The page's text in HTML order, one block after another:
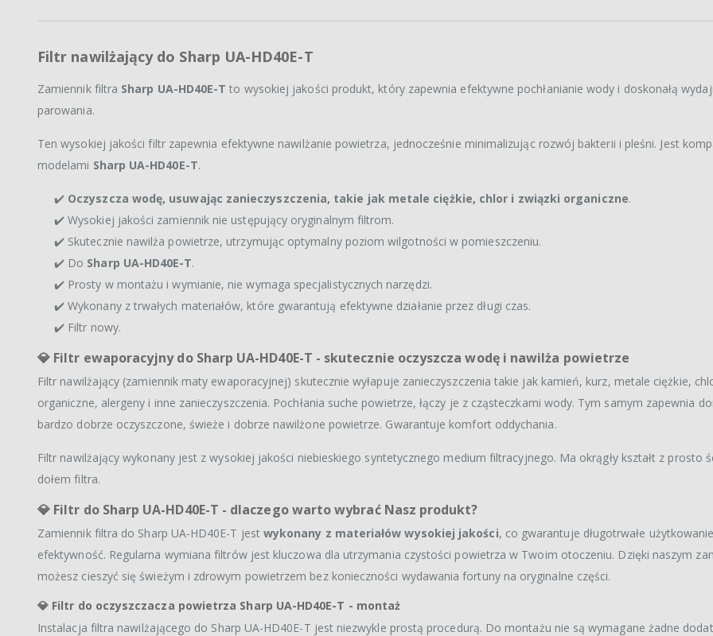
Filtr nawilżający do Sharp UA-HD40E-T
Zamiennik filtra Sharp UA-HD40E-T to wysokiej jakości produkt, który zapewnia efektywne pochłanianie wody i doskonałą
parowania.
Ten wysokiej jakości filtr zapewnia efektywne nawilżanie powietrza, jednocześnie minimalizując rozwój bakterii i pleśni. Jest
modelami Sharp UA-HD40E-T.
✔️ Oczyszcza wodę, usuwając zanieczyszczenia, takie jak metale ciężkie, chlor i związki organiczne.
✔️ Wysokiej jakości zamiennik nie ustępujący oryginalnym filtrom.
✔️ Skutecznie nawilża powietrze, utrzymując optymalny poziom wilgotności w pomieszczeniu.
✔️ Do Sharp UA-HD40E-T.
✔️ Prosty w montażu i wymianie, nie wymaga specjalistycznych narzędzi.
✔️ Wykonany z trwałych materiałów, które gwarantują efektywne działanie przez długi czas.
✔️ Filtr nowy.
💎 Filtr ewaporacyjny do Sharp UA-HD40E-T - skutecznie oczyszcza wodę i nawilża powietrze
Filtr nawilżający (zamiennik maty ewaporacyjnej) skutecznie wyłapuje zanieczyszczenia takie jak kamień, kurz, metale ciężkie,
organiczne, alergeny i inne zanieczyszczenia. Pochłania suche powietrze, łączy je z cząsteczkami wody. Tym samym zapewnia
bardzo dobrze oczyszczone, świeże i dobrze nawilżone powietrze. Gwarantuje komfort oddychania.
Filtr nawilżający wykonany jest z wysokiej jakości niebieskiego syntetycznego medium filtracyjnego. Ma okrągły kształt z prosto
dołem filtra.
💎 Filtr do Sharp UA-HD40E-T - dlaczego warto wybrać Nasz produkt?
Zamiennik filtra do Sharp UA-HD40E-T jest wykonany z materiałów wysokiej jakości, co gwarantuje długotrwałe
efektywność. Regularna wymiana filtrów jest kluczowa dla utrzymania czystości powietrza w Twoim otoczeniu. Dzięki naszym
możesz cieszyć się świeżym i zdrowym powietrzem bez konieczności wydawania fortuny na oryginalne części.
💎 Filtr do oczyszczacza powietrza Sharp UA-HD40E-T - montaż
Instalacja filtra nawilżającego do Sharp UA-HD40E-T jest niezwykle prostą procedurą. Do montażu nie są wymagane żadne